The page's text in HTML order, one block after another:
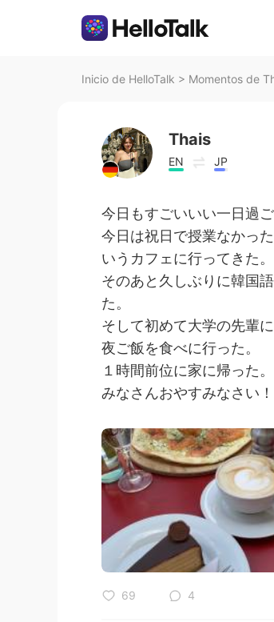
Inicio de HelloTalk > Momentos de
Thais
EN JP
今日もすごいいい一日過ご
今日は祝日で授業なかっ
いうカフェに行ってきた。
そのあと久しぶりに韓国
た。
そして初めて大学の先輩
夜ご飯を食べに行った。
１時間前位に家に帰った
みなさんおやすみなさい
69 4